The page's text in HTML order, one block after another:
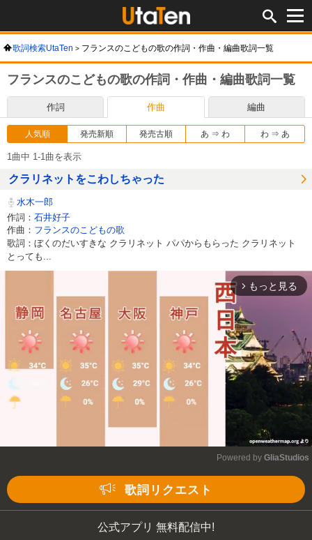
歌詞検索UtaTen フランスのこどもの歌の作詞・作曲・編曲歌詞一覧
フランスのこどもの歌の作詞・作曲・編曲歌詞一覧
作詞 作曲 編曲
人気順 発売新順 発売古順 あ ⇒ わ わ ⇒ あ
1曲中 1-1曲を表示
クラリネットをこわしちゃった
水木一郎
作詞： 石井好子
作曲： フランスのこどもの歌
歌詞：ぼくのだいすきな クラリネット パパからもらった クラリネット
とっても...
arrow_forward_ios もっと見る
Powered by GliaStudios
歌詞リクエスト
公式アプリ 無料配信中!